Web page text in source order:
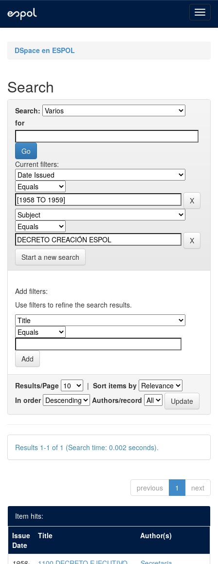
navigationDSpace en ESPOL
Search
Search:
for
Current filters:
Start a new search
Add filters:
Use filters to refine the search results.
Results/Page | Sort items by
In order
Authors/record
Results 1-1 of 1 (Search time: 0.002 seconds).
previous 1 next
Item hits:
Issue
Date
Title Author(s)